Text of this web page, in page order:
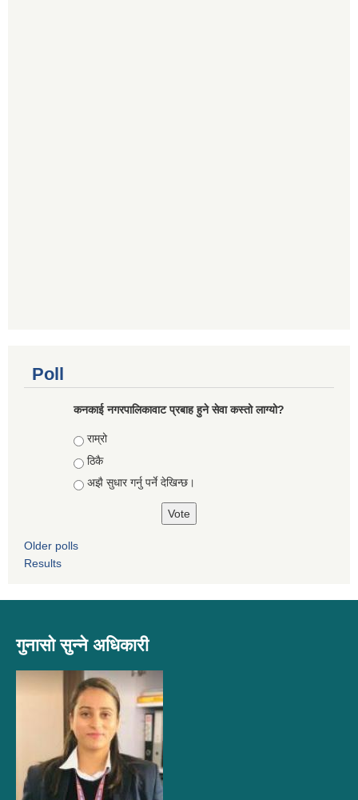
Poll
कनकाई नगरपालिकावाट प्रबाह हुने सेवा कस्तो लाग्यो?
Choices
राम्रो
ठिकै
अझै सुधार गर्नु पर्ने देखिन्छ।
Older polls
Results
गुनासो सुन्ने अधिकारी